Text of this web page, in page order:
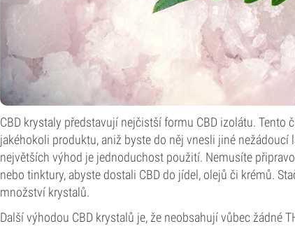
CBD krystaly představují nejčistší formu CBD izolátu. Tento
jakéhokoli produktu, aniž byste do něj vnesli jiné
největších výhod je jednoduchost použití. Nemusíte
nebo tinktury, abyste dostali CBD do jídel, olejů či krémů.
množství krystalů.
Další výhodou CBD krystalů je, že neobsahují vůbec žádné